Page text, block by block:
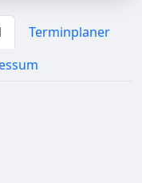
Terminplaner